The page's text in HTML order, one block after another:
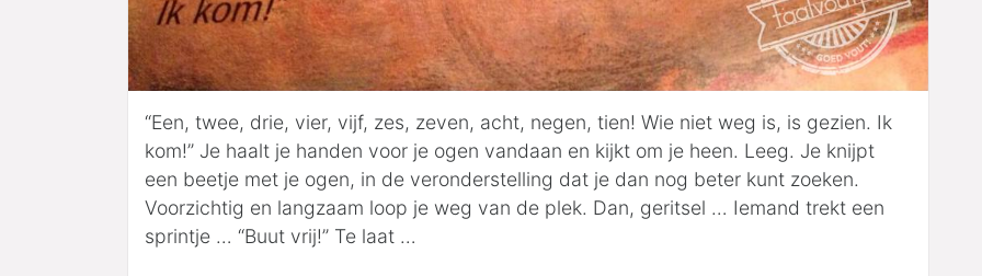
“Een, twee, drie, vier, vijf, zes, zeven, acht, negen, tien! Wie niet weg is, is gezien. Ik
kom!” Je haalt je handen voor je ogen vandaan en kijkt om je heen. Leeg. Je knijpt
een beetje met je ogen, in de veronderstelling dat je dan nog beter kunt zoeken.
Voorzichtig en langzaam loop je weg van de plek. Dan, geritsel … Iemand trekt een
sprintje … “Buut vrij!” Te laat …